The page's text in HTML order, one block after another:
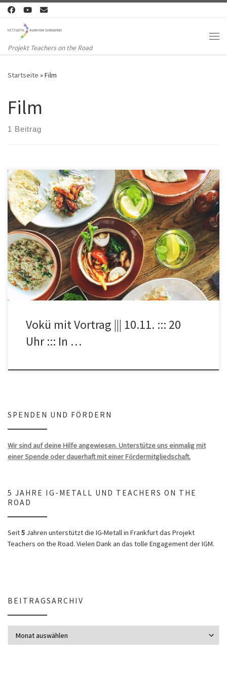
Zum Inhalt springen
Projekt Teachers on the Road
Startseite »Film
Film
1 Beitrag
Wir vom Netzwerk Konkrete Solidarität – Projekt Teachers on the
Road laden euch herzlich ein zu unserer Vokü mit Vortrag […]
Vokü mit Vortrag ||| 10.11. ::: 20
Uhr ::: In …
SPENDEN UND FÖRDERN
Wir sind auf deine Hilfe angewiesen. Unterstütze uns einmalig mit
einer Spende oder dauerhaft mit einer Fördermitgliedschaft.
5 JAHRE IG-METALL UND TEACHERS ON THE
ROAD
Seit5 Jahren unterstützt die IG-Metall in Frankfurt das Projekt
Teachers on the Road. Vielen Dank an das tolle Engagement der IGM.
BEITRAGSARCHIV